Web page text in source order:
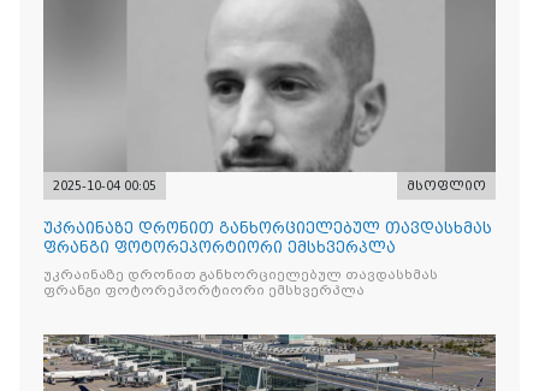
2025-10-04 00:05 მსოფლიო
უკრაინაზე დრონით განხორციელებულ თავდასხმას
ფრანგი ფოტორეპორტიორი ემსხვერპლა
უკრაინაზე დრონით განხორციელებულ თავდასხმას
ფრანგი ფოტორეპორტიორი ემსხვერპლა